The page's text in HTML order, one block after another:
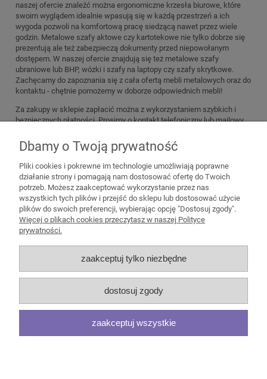
naszej ofercie znaleźć można ergonomiczne krzesła biurowe, które
swoim wyglądem idealnie wpasują się w każdą przestrzeń a ich
wygoda pozwoli na komfortową pracę siedzącą nawet przez wiele
godzin. Metalowe szafy aktowe czy kartotekowe nie tylko dobrze się
prezentują ale też zabezpieczą dokumenty przed niepowołanym
dostępem. W naszej ofercie znajdują się też metalowe szafy
ubraniowe lub BHP, wózki i szafy na laptopy czy szafy skrytkowe.
Zachęcamy do zapoznania się z cała ofertą mebli metalowych oraz do
kontaktu - chętnie pomożemy w doborze odpowiednich mebli!
Za zakupy w sklepie zapłacić można z wykorzystaniem szybkich i
bezpiecznych płatności. Prosimy o kontakt telefoniczny lub mailowy
Zadzwoń lub napisz do nas! Tel. 512 399 799 lub biuro@emmeble.pl
Pomoc
Moje konto
Płatności i dostawa
Informacje
Dbamy o Twoją prywatność
Pliki cookies i pokrewne im technologie umożliwiają poprawne
działanie strony i pomagają nam dostosować ofertę do Twoich
potrzeb. Możesz zaakceptować wykorzystanie przez nas
wszystkich tych plików i przejść do sklepu lub dostosować użycie
plików do swoich preferencji, wybierając opcję "Dostosuj zgody".
Więcej o plikach cookies przeczytasz w naszej Polityce
prywatności.
zaakceptuj tylko niezbędne
dostosuj zgody
zaakceptuj wszystkie